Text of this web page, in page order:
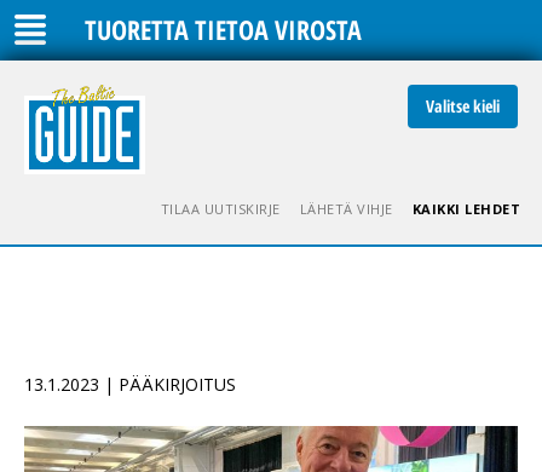
TUORETTA TIETOA VIROSTA
Valitse kieli
TILAA UUTISKIRJE LÄHETÄ VIHJE KAIKKI LEHDET
13.1.2023 | PÄÄKIRJOITUS